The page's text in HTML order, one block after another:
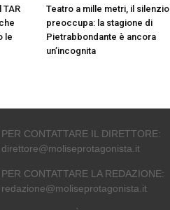
TAR
le
Teatro a mille metri, il silenzio
preoccupa: la stagione di
Pietrabbondante è ancora
un’incognita
PER CONTATTARE IL DIRETTORE:
direttore@moliseprotagonista.it
PER CONTATTARE LA REDAZIONE:
redazione@moliseprotagonista.it